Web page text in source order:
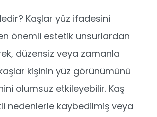
Kaşlar yüz ifadesini
önemli estetik unsurlardan
düzensiz veya zamanla
kişinin yüz görünümünü
olumsuz etkileyebilir. Kaş
nedenlerle kaybedilmiş veya